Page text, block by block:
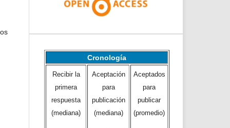
Cronología
Recibir la
primera
respuesta
(mediana)
Aceptación
para
publicación
(mediana)
Aceptados
para
publicar
(promedio)